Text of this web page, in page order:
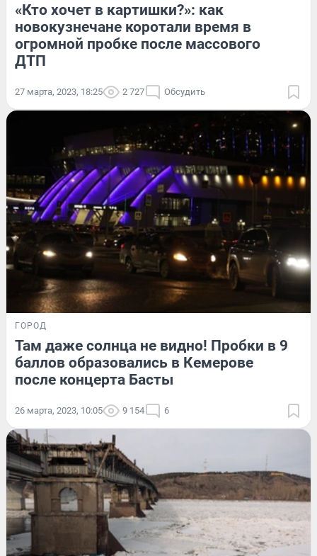
«Кто хочет в картишки?»: как
новокузнечане коротали время в
огромной пробке после массового
ДТП
27 марта, 2023, 18:25 2 727 Обсудить
ГОРОД
Там даже солнца не видно! Пробки в 9
баллов образовались в Кемерове
после концерта Басты
26 марта, 2023, 10:05 9 154 6